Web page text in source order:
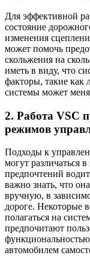
Для эффективной
состояние
изменения
может помочь
скольжения на
иметь в виду, что
факторы, такие как
системы может
2. Работа VSC
режимов
Подходы к
могут различаться
предпочтений
важно знать, что
вручную, в
дороге. Некоторые
полагаться на
предпочитают
автомобилем